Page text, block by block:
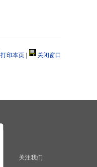
打印本页 | 关闭窗口
关注我们